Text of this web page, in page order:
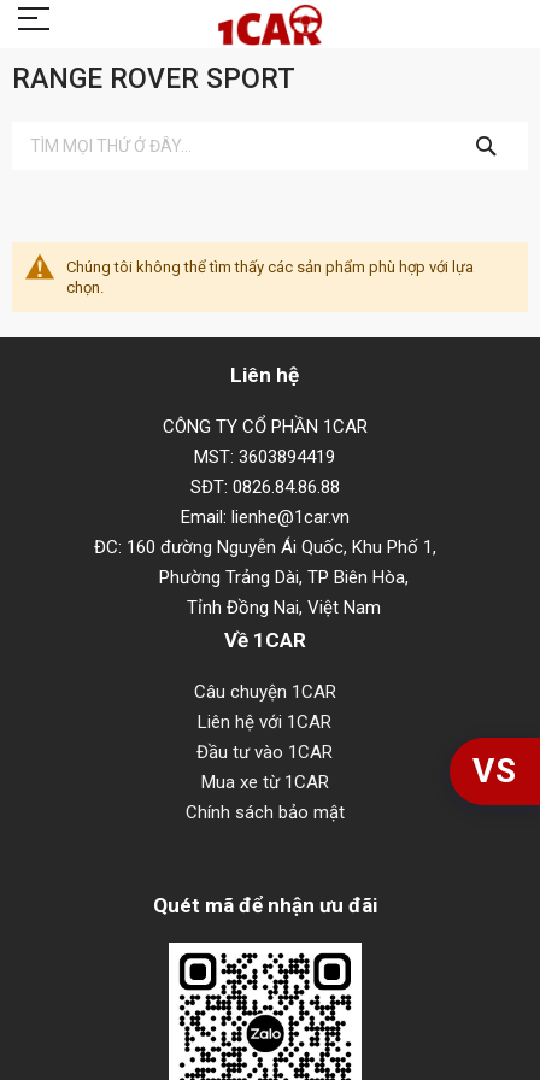
RANGE ROVER SPORT
KIẾM
Chúng tôi không thể tìm thấy các sản phẩm phù hợp với lựa
chọn.
Liên hệ
CÔNG TY CỔ PHẦN 1CAR
MST: 3603894419
SĐT: 0826.84.86.88
Email: lienhe@1car.vn
ĐC: 160 đường Nguyễn Ái Quốc, Khu Phố 1,
Phường Trảng Dài, TP Biên Hòa,
Tỉnh Đồng Nai, Việt Nam
Về 1CAR
Câu chuyện 1CAR
Liên hệ với 1CAR
Đầu tư vào 1CAR
Mua xe từ 1CAR
Chính sách bảo mật
Quét mã để nhận ưu đãi
VS